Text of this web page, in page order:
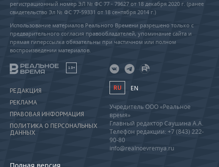
регистрационный номер ЭЛ № ФС 77 - 79627 от 18 декабря 2020 г. (ранее
свидетельство Эл № ФС 77-59331 от 18 сентября 2014 г.)
Использование материалов Реального Времени разрешено только с
предварительного согласия правообладателей, упоминание сайта и
прямая гиперссылка обязательны при частичном или полном
воспроизведении материалов.
18+
РЕДАКЦИЯ
РЕКЛАМА
ПРАВОВАЯ ИНФОРМАЦИЯ
ПОЛИТИКА О ПЕРСОНАЛЬНЫХ
ДАННЫХ
RU EN
Учредитель ООО «Реальное
время»
Главный редактор Саушина А.А.
Телефон редакции: +7 (843) 222-
90-80
info@realnoevremya.ru